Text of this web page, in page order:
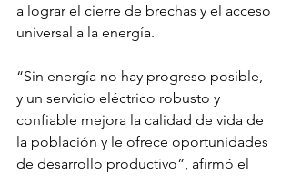
a lograr el cierre de brechas y el acceso
universal a la energía.
“Sin energía no hay progreso posible,
y un servicio eléctrico robusto y
confiable mejora la calidad de vida de
la población y le ofrece oportunidades
de desarrollo productivo”, afirmó el